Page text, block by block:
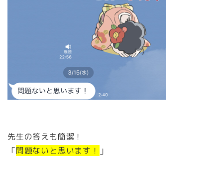
先生の答えも簡潔！
「問題ないと思います！ 」